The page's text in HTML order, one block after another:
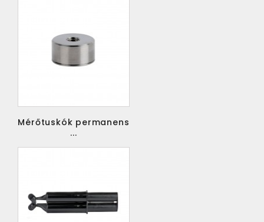
Mérőtuskók permanens
...